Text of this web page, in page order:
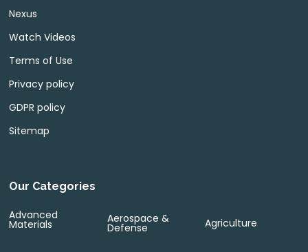
Nexus
Watch Videos
Terms of Use
Privacy policy
GDPR policy
Sitemap
Our Categories
Advanced
Materials Aerospace &
Defense Agriculture